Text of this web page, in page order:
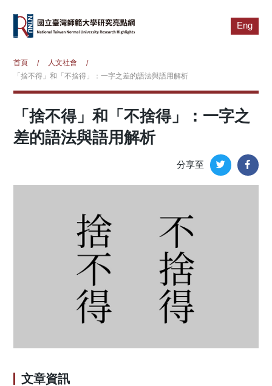
Eng
首頁 / 人文社會
/
「捨不得」和「不捨得」：一字之差的語法與語用解析
「捨不得」和「不捨得」：一字之
差的語法與語用解析
分享至
文章資訊